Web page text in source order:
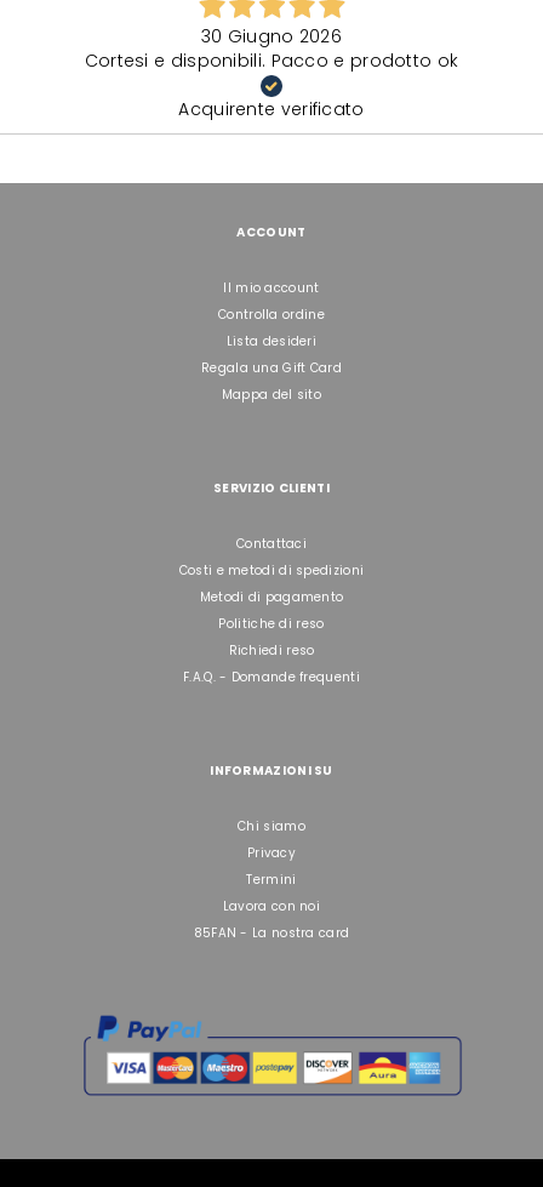
30 Giugno 2026
Cortesi e disponibili. Pacco e prodotto ok
Acquirente verificato
ACCOUNT
Il mio account
Controlla ordine
Lista desideri
Regala una Gift Card
Mappa del sito
SERVIZIO CLIENTI
Contattaci
Costi e metodi di spedizioni
Metodi di pagamento
Politiche di reso
Richiedi reso
F.A.Q. - Domande frequenti
INFORMAZIONI SU
Chi siamo
Privacy
Termini
Lavora con noi
85FAN - La nostra card